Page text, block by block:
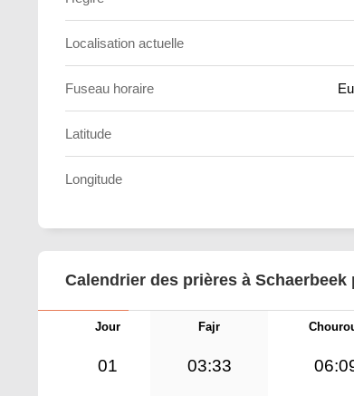
Localisation actuelle
Fuseau horaire
Latitude
Longitude
Calendrier des prières à
Jour Fajr
01 03:33